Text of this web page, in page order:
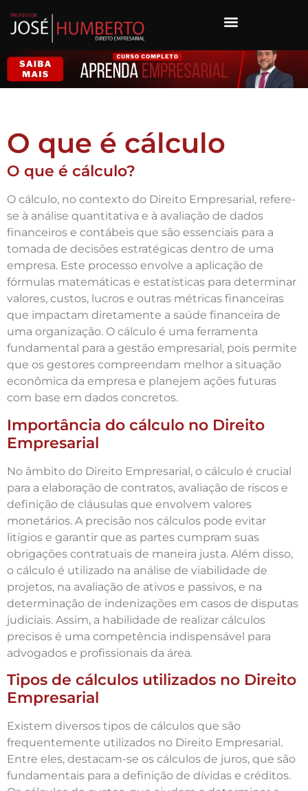
O que é cálculo
O que é cálculo?
O cálculo, no contexto do Direito Empresarial, refere-
se à análise quantitativa e à avaliação de dados
financeiros e contábeis que são essenciais para a
tomada de decisões estratégicas dentro de uma
empresa. Este processo envolve a aplicação de
fórmulas matemáticas e estatísticas para determinar
valores, custos, lucros e outras métricas financeiras
que impactam diretamente a saúde financeira de
uma organização. O cálculo é uma ferramenta
fundamental para a gestão empresarial, pois permite
que os gestores compreendam melhor a situação
econômica da empresa e planejem ações futuras
com base em dados concretos.
Importância do cálculo no Direito
Empresarial
No âmbito do Direito Empresarial, o cálculo é crucial
para a elaboração de contratos, avaliação de riscos e
definição de cláusulas que envolvem valores
monetários. A precisão nos cálculos pode evitar
litígios e garantir que as partes cumpram suas
obrigações contratuais de maneira justa. Além disso,
o cálculo é utilizado na análise de viabilidade de
projetos, na avaliação de ativos e passivos, e na
determinação de indenizações em casos de disputas
judiciais. Assim, a habilidade de realizar cálculos
precisos é uma competência indispensável para
advogados e profissionais da área.
Tipos de cálculos utilizados no Direito
Empresarial
Existem diversos tipos de cálculos que são
frequentemente utilizados no Direito Empresarial.
Entre eles, destacam-se os cálculos de juros, que são
fundamentais para a definição de dívidas e créditos.